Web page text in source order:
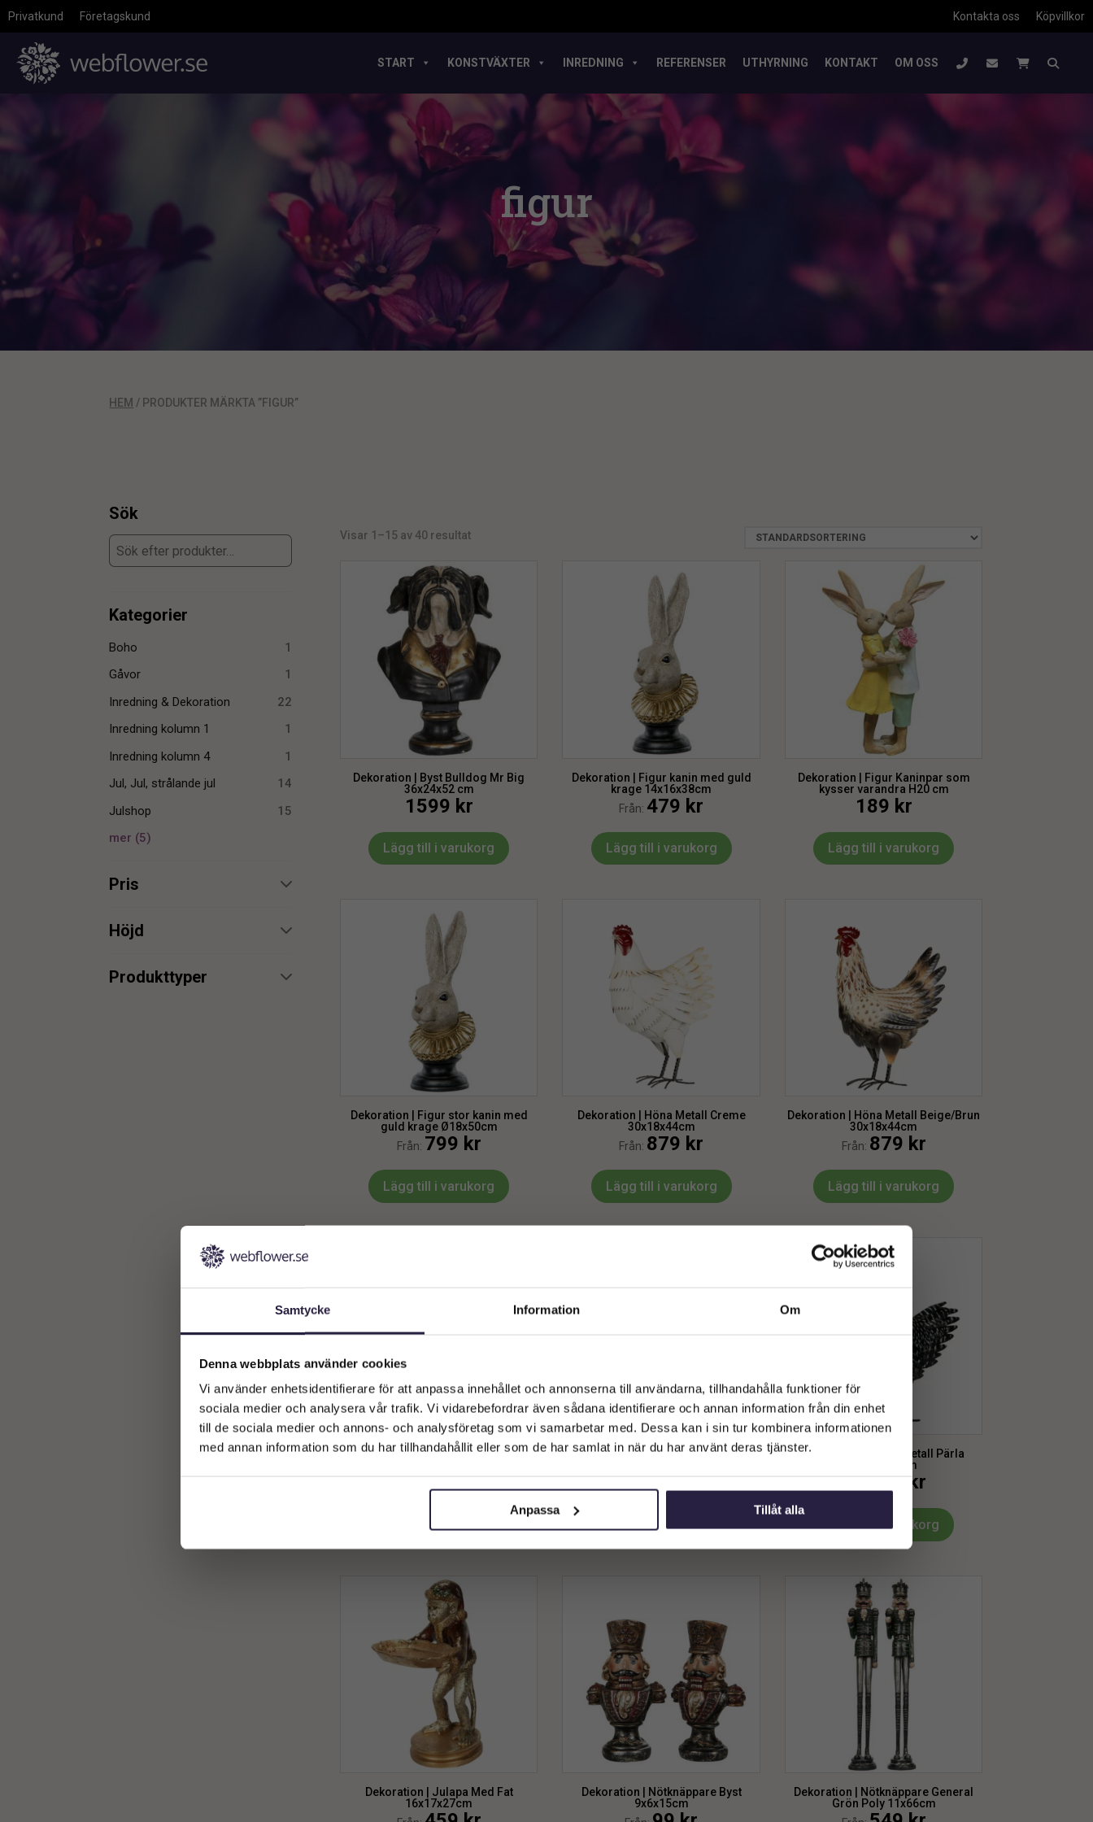
Samtycke Information Om
Denna webbplats använder cookies
Vi använder enhetsidentifierare för att anpassa innehållet och annonserna till användarna, tillhandahålla funktioner för
sociala medier och analysera vår trafik. Vi vidarebefordrar även sådana identifierare och annan information från din enhet
till de sociala medier och annons- och analysföretag som vi samarbetar med. Dessa kan i sin tur kombinera informationen
med annan information som du har tillhandahållit eller som de har samlat in när du har använt deras tjänster.
Anpassa Tillåt alla
Privatkund Företagskund Köpvillkor
Kontakta oss
START KONSTVÄXTER INREDNING REFERENSER UTHYRNING KONTAKT OM OSS
figur
HEM / PRODUKTER MÄRKTA ”FIGUR”
Sök
Kategorier
Boho
1
Gåvor
1
Inredning & Dekoration
22
Inredning kolumn 1
1
Inredning kolumn 4
1
Jul, Jul, strålande jul
14
Julshop
15
mer (5)
Pris
Höjd
Produkttyper
Visar 1–15 av 40 resultat
Dekoration | Byst Bulldog Mr Big
36x24x52 cm
1599 kr
Lägg till i varukorg
Dekoration | Figur kanin med guld
krage 14x16x38cm
Från: 479 kr
Lägg till i varukorg
Dekoration | Figur Kaninpar som
kysser varandra H20 cm
189 kr
Lägg till i varukorg
Dekoration | Figur stor kanin med
guld krage Ø18x50cm
Från: 799 kr
Lägg till i varukorg
Dekoration | Höna Metall Creme
30x18x44cm
Från: 879 kr
Lägg till i varukorg
Dekoration | Höna Metall Beige/Brun
30x18x44cm
Från: 879 kr
Lägg till i varukorg
Dekoration | Höna Metall Beige/grön
879kr
Lägg till i varukorg
Dekoration | Höna Metall Färgglad
879kr
Lägg till i varukorg
Dekoration | Höna Metall Pärla
30x13x34cm
749kr
Lägg till i varukorg
Dekoration | Julapa Med Fat
16x17x27cm
Dekoration | Nötknäppare Byst
9x6x15cm
Dekoration | Nötknäppare General
Grön Poly 11x66cm
Välkommen till Webflower
Vilken typ av kund är du? Du kan alltid justera ditt val längst upp
Företagskund (exkl. moms)